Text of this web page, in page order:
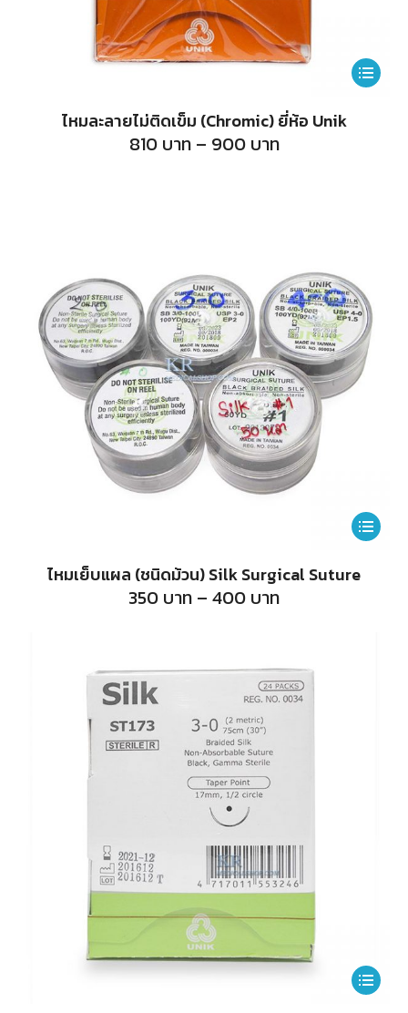
This
be
chosen
on
the
ไหมละลายไม่ติดเข็ม (Chromic) ยี่ห้อ Unik
810บาท – 900บาทPrice
range:
This
has
ไหมเย็บแผล (ชนิดม้วน) Silk Surgical Suture
350 บาท – 400 บาทPrice
range:
400
บาท
This